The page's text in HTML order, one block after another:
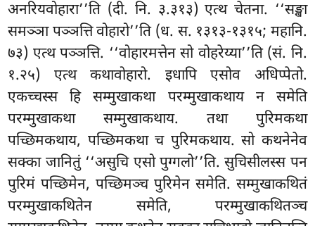
अनरियवोहारा’’ति (दी. नि. ३.३१३) एत्थ चेतना. ‘‘सङ्खा
समञ्ञा पञ्ञत्ति वोहारो’’ति (ध. स. १३१३-१३१५; महानि.
७३) एत्थ पञ्ञत्ति. ‘‘वोहारमत्तेन सो वोहरेय्या’’ति (सं. नि.
१.२५) एत्थ कथावोहारो. इधापि एसोव अधिप्पेतो.
एकच्चस्स हि सम्मुखाकथा परम्मुखाकथाय न समेति
परम्मुखाकथा सम्मुखाकथाय. तथा पुरिमकथा
पच्छिमकथाय, पच्छिमकथा च पुरिमकथाय. सो कथनेनेव
सक्का जानितुं ‘‘असुचि एसो पुग्गलो’’ति. सुचिसीलस्स पन
पुरिमं पच्छिमेन, पच्छिमञ्च पुरिमेन समेति. सम्मुखाकथितं
परम्मुखाकथितेन समेति, परम्मुखाकथितञ्च